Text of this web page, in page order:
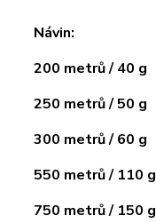
Návin:
200 metrů / 40 g
250 metrů / 50 g
300 metrů / 60 g
550 metrů / 110 g
750 metrů / 150 g